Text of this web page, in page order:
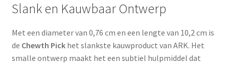
Slank en Kauwbaar Ontwerp
Met een diameter van 0,76 cm en een lengte van 10,2 cm is
de Chewth Pickhet slankste kauwproduct van ARK. Het
smalle ontwerp maakt het een subtiel hulpmiddel dat